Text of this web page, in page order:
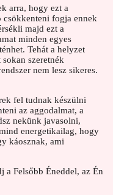
arra, hogy ezt a
csökkenteni fogja ennek
majd ezt a
minden egyes
Tehát a helyzet
szeretnék
nem lesz sikeres.
fel tudnak készülni
az aggodalmat, a
nekünk javasolni,
energetikailag, hogy
káosznak, ami
a Felsőbb Éneddel, az Én